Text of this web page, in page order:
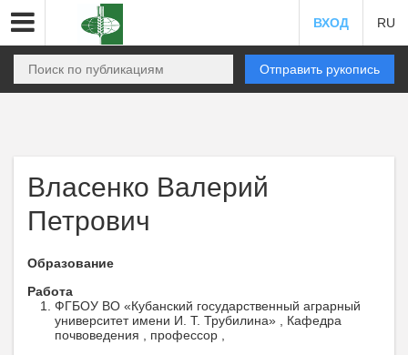
ВХОД RU
Отправить рукопись
Власенко Валерий
Петрович
Образование
Работа
ФГБОУ ВО «Кубанский государственный аграрный
университет имени И. Т. Трубилина» , Кафедра
почвоведения , профессор ,